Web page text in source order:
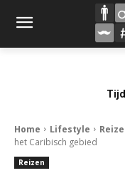
Home Lifestyle
het Caribisch gebied
Reizen